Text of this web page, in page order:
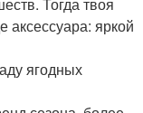
Тогда твоя
аксессуара: яркой
ягодных